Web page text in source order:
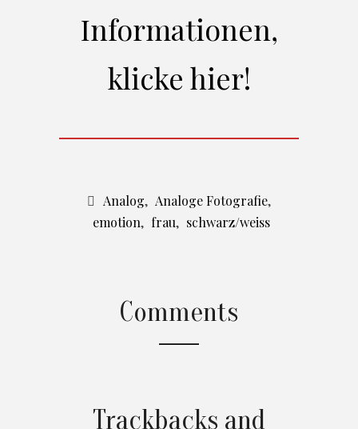
Informationen,
klicke hier!
Analog, Analoge Fotografie,
emotion, frau, schwarz/weiss
Comments
Trackbacks and